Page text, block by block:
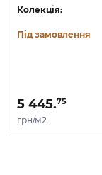
Колекція:
Під замовлення
5 445.75
грн/м2